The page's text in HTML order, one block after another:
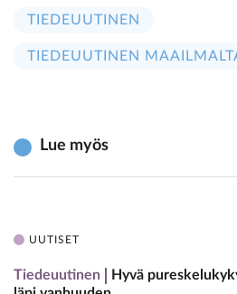
TIEDEUUTINEN
TIEDEUUTINEN
Lue myös
UUTISET
Tiedeuutinen
Hyvä